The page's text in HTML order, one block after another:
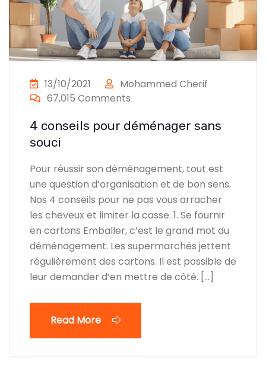
13/10/2021
Mohammed Cherif
67,015 Comments
4 conseils pour déménager sans
souci
Pour réussir son déménagement, tout est
une question d’organisation et de bon sens.
Nos 4 conseils pour ne pas vous arracher
les cheveux et limiter la casse. 1. Se fournir
en cartons Emballer, c’est le grand mot du
déménagement. Les supermarchés jettent
régulièrement des cartons. Il est possible de
leur demander d’en mettre de côté. […]
Read More